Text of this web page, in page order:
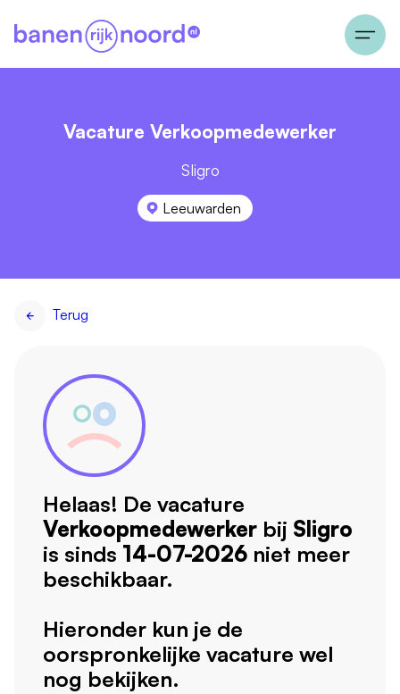
Vacature Verkoopmedewerker
Sligro
Leeuwarden
Terug
Helaas! De vacature
Verkoopmedewerker bij Sligro
is sinds 14-07-2026 niet meer
beschikbaar.
Hieronder kun je de
oorspronkelijke vacature wel
nog bekijken.